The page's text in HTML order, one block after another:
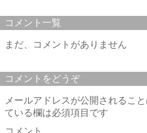
コメント一覧
まだ、コメントがありません
コメントをどうぞ
メールアドレスが公開されること
ている欄は必須項目です
コメント